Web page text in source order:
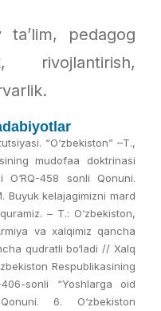
ta’lim, pedagog
rivojlantirish,
“O‘zbekiston” –T.,
mudofaa doktrinasi
O‘RQ-458 sonli Qonuni.
Buyuk kelajagimizni mard
– T.: O‘zbekiston,
va xalqimiz qancha
qudratli bo‘ladi // Xalq
Respublikasining
sonli “Yoshlarga oid
6. O‘zbekiston